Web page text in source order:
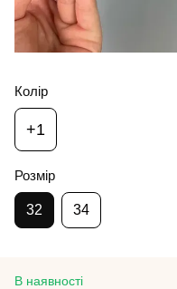
Колір
+1
Розмір
32 34
В наявності